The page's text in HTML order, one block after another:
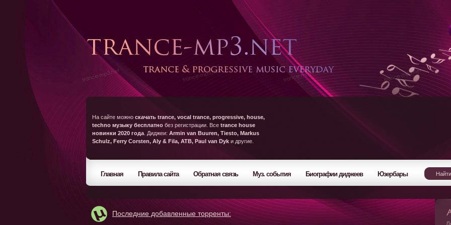
На сайте можно скачать trance, vocal trance, progressive, house,
techno музыку бесплатно без регистрации. Все trance house
новинки 2020 года . Диджеи: Armin van Buuren, Tiesto, Markus
Schulz, Ferry Corsten, Aly & Fila, ATB, Paul van Dyk и другие.
Главная Правила сайта Обратная связь Муз. события Биографии диджеев Юзербары
Последние добавленные торренты: